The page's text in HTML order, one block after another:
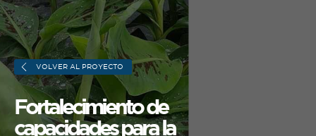
VOLVER AL PROYECTO
Fortalecimiento de
capacidades para la